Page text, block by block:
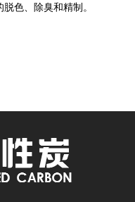
色、除臭和精制。